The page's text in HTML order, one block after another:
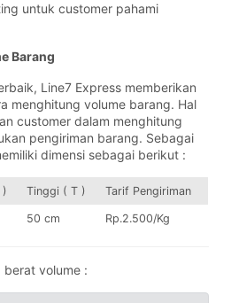
untuk customer pahami
Barang
Line7 Express memberikan
menghitung volume barang. Hal
customer dalam menghitung
pengiriman barang. Sebagai
dimensi sebagai berikut :
) Tinggi ( T ) Tarif Pengiriman
50 cm Rp.2.500/Kg
berat volume :